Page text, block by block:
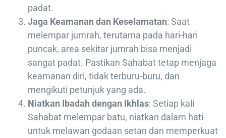
padat.
Jaga Keamanan dan Keselamatan: Saat
melempar jumrah, terutama pada hari-hari
puncak, area sekitar jumrah bisa menjadi
sangat padat. Pastikan Sahabat tetap menjaga
keamanan diri, tidak terburu-buru, dan
mengikuti petunjuk yang ada.
Niatkan Ibadah dengan Ikhlas: Setiap kali
Sahabat melempar batu, niatkan dalam hati
untuk melawan godaan setan dan memperkuat